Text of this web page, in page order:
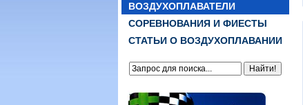
ВОЗДУХОПЛАВАТЕЛИ
СОРЕВНОВАНИЯ И ФИЕСТЫ
СТАТЬИ О ВОЗДУХОПЛАВАНИИ